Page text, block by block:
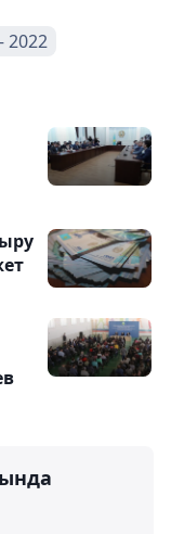
2022